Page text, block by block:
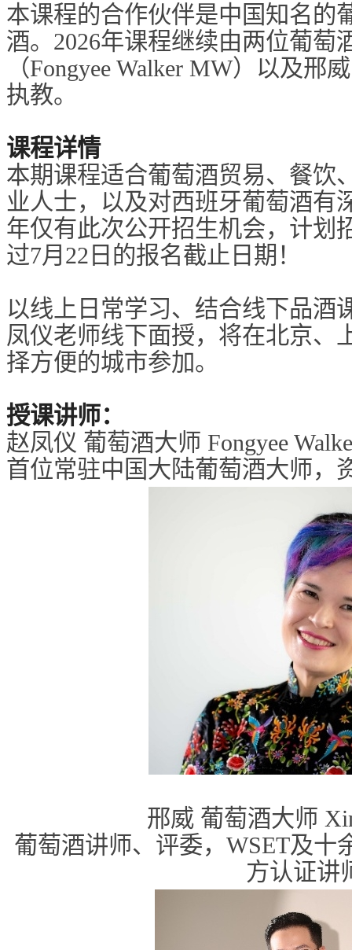
本课程的合作伙伴是中国知名
酒。2026年课程继续由两位葡萄
（Fongyee Walker MW）以及邢
执教。
课程详情
本期课程适合葡萄酒贸易、餐饮
业人士，以及对西班牙葡萄酒有
年仅有此次公开招生机会，计划
过7月22日的报名截止日期！
以线上日常学习、结合线下品酒
凤仪老师线下面授，将在北京、
择方便的城市参加。
授课讲师：
赵凤仪 葡萄酒大师 Fongyee
首位常驻中国大陆葡萄酒大师，
邢威 葡萄酒大师
葡萄酒讲师、评委，WSET及十
方认证讲